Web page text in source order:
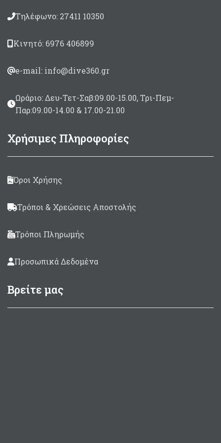
Τηλέφωνο: 27411 10350
Κινητό: 6976 406899
e-mail: info@dive360.gr
Ωράριο: Δευ-Τετ-Σαβ:09.00-15.00, Τρι-Πεμ-
Παρ:09.00-14.00 & 17.00-21.00
Χρήσιμες Πληροφορίες
Όροι Χρήσης
Τρόποι & Χρεώσεις Αποστολής
Τρόποι Πληρωμής
Προσωπικά Δεδομένα
Βρείτε μας